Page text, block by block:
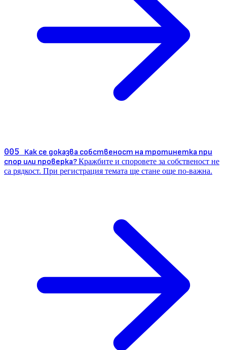
005 Как се доказва собственост на тротинетка при
спор или проверка?Кражбите и споровете за собственост не
са рядкост. При регистрация темата ще стане още по-важна.